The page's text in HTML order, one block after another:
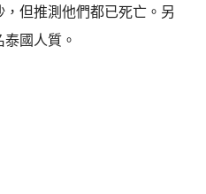
但推測他們都已死亡。另
國人質。